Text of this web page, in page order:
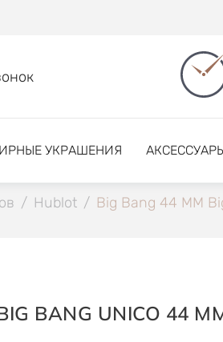
УКРАШЕНИЯ
/ Hublot / Big Bang 44 MM
BANG UNICO 44